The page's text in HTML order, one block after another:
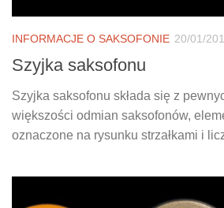
INFORMACJE O SAKSOFONIE 20/01/
Szyjka saksofonu
Szyjka saksofonu składa się z
większości odmian saksofonów,
oznaczone na rysunku strzałkami i